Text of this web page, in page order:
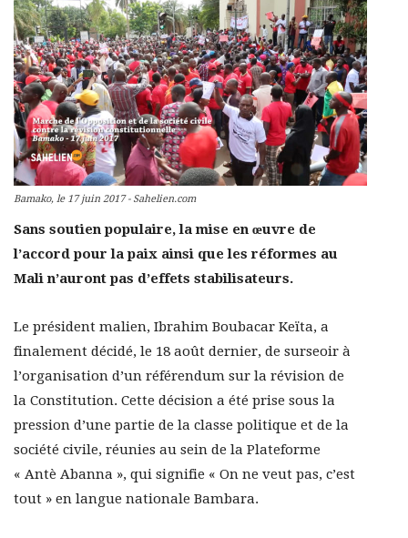
Bamako, le 17 juin 2017 - Sahelien.com
Sans soutien populaire, la mise en œuvre de
l’accord pour la paix ainsi que les réformes au
Mali n’auront pas d’effets stabilisateurs.
Le président malien, Ibrahim Boubacar Keïta, a
finalement décidé, le 18 août dernier, de surseoir à
l’organisation d’un référendum sur la révision de
la Constitution. Cette décision a été prise sous la
pression d’une partie de la classe politique et de la
société civile, réunies au sein de la Plateforme
« Antè Abanna », qui signifie « On ne veut pas, c’est
tout » en langue nationale Bambara.